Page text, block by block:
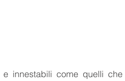
innestabili come quelli